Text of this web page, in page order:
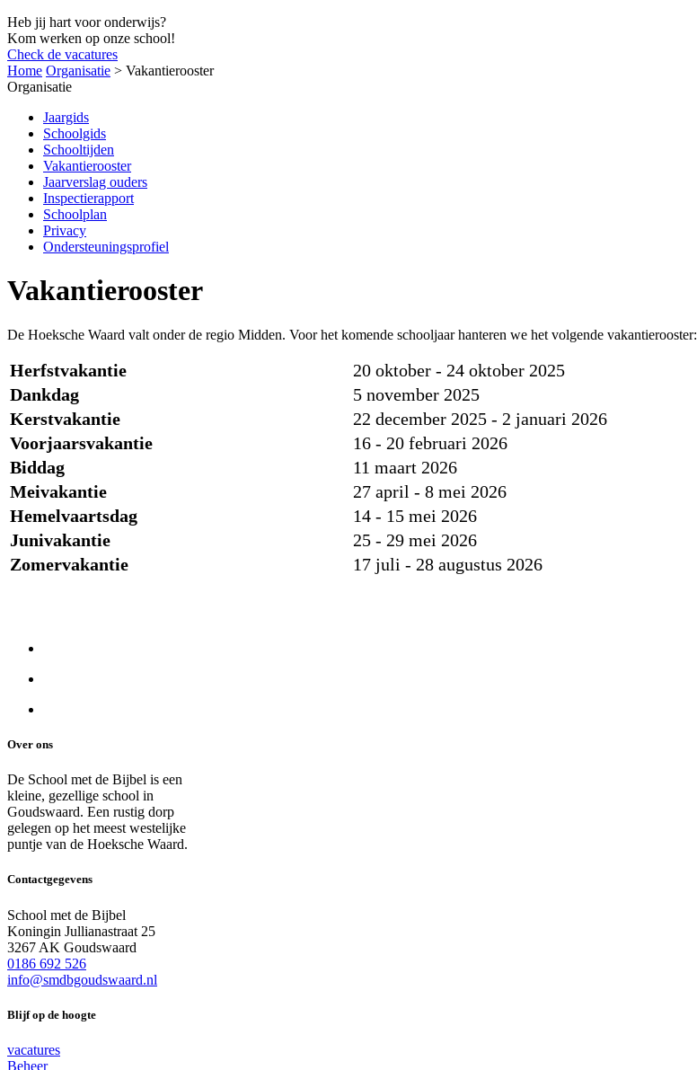
Heb jij hart voor onderwijs?
Kom werken op onze school!
Check de vacatures
Home Organisatie > Vakantierooster
Organisatie
Jaargids
Schoolgids
Schooltijden
Vakantierooster
Jaarverslag ouders
Inspectierapport
Schoolplan
Privacy
Ondersteuningsprofiel
Vakantierooster
De Hoeksche Waard valt onder de regio Midden. Voor het komende schooljaar hanteren we het volgende vakantierooster:
Herfstvakantie
20 oktober - 24 oktober 2025
Dankdag
5 november 2025
Kerstvakantie
22 december 2025 - 2 januari 2026
Voorjaarsvakantie
16 - 20 februari 2026
Biddag
11 maart 2026
Meivakantie
27 april - 8 mei 2026
Hemelvaartsdag
14 - 15 mei 2026
Junivakantie
25 - 29 mei 2026
Zomervakantie
17 juli - 28 augustus 2026
Over ons
De School met de Bijbel is een
kleine, gezellige school in
Goudswaard. Een rustig dorp
gelegen op het meest westelijke
puntje van de Hoeksche Waard.
Contactgegevens
School met de Bijbel
Koningin Jullianastraat 25
3267 AK Goudswaard
0186 692 526
info@smdbgoudswaard.nl
Blijf op de hoogte
vacatures
Beheer